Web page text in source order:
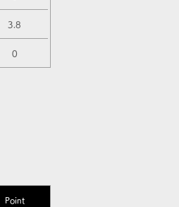
3.8
0
Point